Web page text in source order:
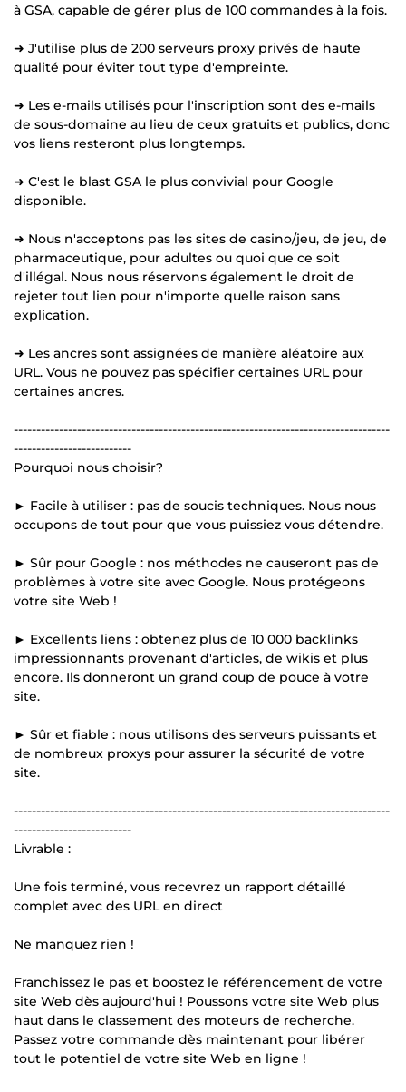
à GSA, capable de gérer plus de 100 commandes à la fois.
➜ J'utilise plus de 200 serveurs proxy privés de haute
qualité pour éviter tout type d'empreinte.
➜ Les e-mails utilisés pour l'inscription sont des e-mails
de sous-domaine au lieu de ceux gratuits et publics, donc
vos liens resteront plus longtemps.
➜ C'est le blast GSA le plus convivial pour Google
disponible.
➜ Nous n'acceptons pas les sites de casino/jeu, de jeu, de
pharmaceutique, pour adultes ou quoi que ce soit
d'illégal. Nous nous réservons également le droit de
rejeter tout lien pour n'importe quelle raison sans
explication.
➜ Les ancres sont assignées de manière aléatoire aux
URL. Vous ne pouvez pas spécifier certaines URL pour
certaines ancres.
-----------------------------------------------------------------------------------
--------------------------
Pourquoi nous choisir?
► Facile à utiliser : pas de soucis techniques. Nous nous
occupons de tout pour que vous puissiez vous détendre.
► Sûr pour Google : nos méthodes ne causeront pas de
problèmes à votre site avec Google. Nous protégeons
votre site Web !
► Excellents liens : obtenez plus de 10 000 backlinks
impressionnants provenant d'articles, de wikis et plus
encore. Ils donneront un grand coup de pouce à votre
site.
► Sûr et fiable : nous utilisons des serveurs puissants et
de nombreux proxys pour assurer la sécurité de votre
site.
-----------------------------------------------------------------------------------
--------------------------
Livrable :
Une fois terminé, vous recevrez un rapport détaillé
complet avec des URL en direct
Ne manquez rien !
Franchissez le pas et boostez le référencement de votre
site Web dès aujourd'hui ! Poussons votre site Web plus
haut dans le classement des moteurs de recherche.
Passez votre commande dès maintenant pour libérer
tout le potentiel de votre site Web en ligne !